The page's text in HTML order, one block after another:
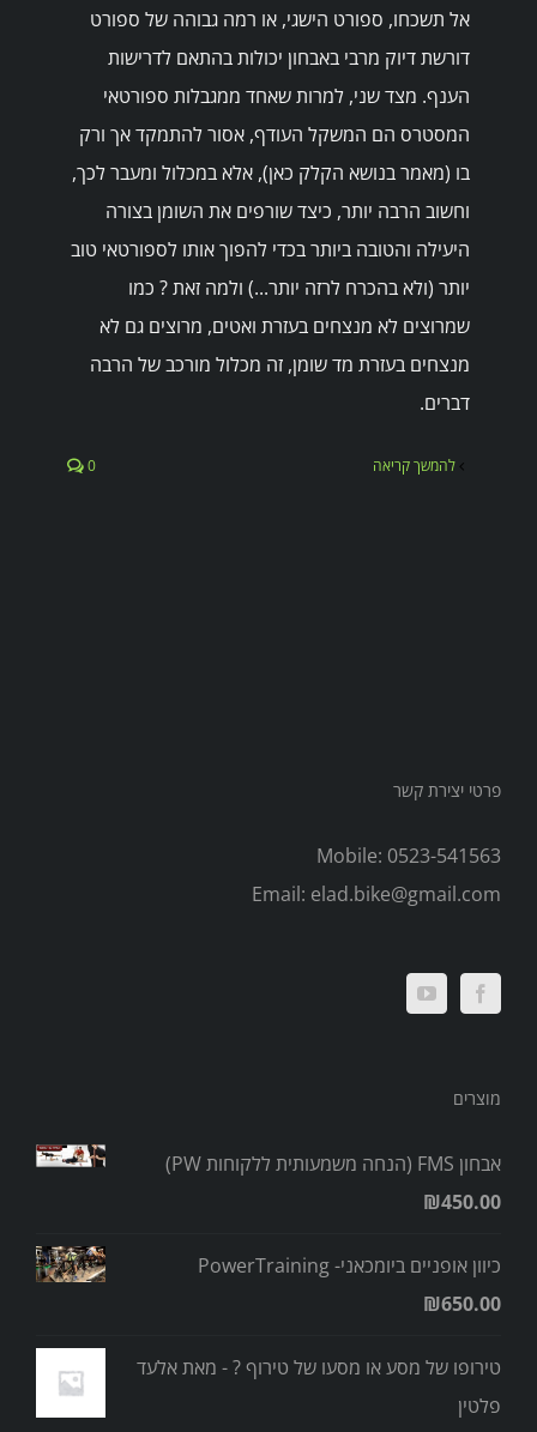
אל תשכחו, ספורט הישגי, או רמה גבוהה של ספורט
דורשת דיוק מרבי באבחון יכולות בהתאם לדרישות
הענף. מצד שני, למרות שאחד ממגבלות ספורטאי
המסטרס הם המשקל העודף, אסור להתמקד אך ורק
בו (מאמר בנושא הקלק כאן), אלא במכלול ומעבר לכך,
וחשוב הרבה יותר, כיצד שורפים את השומן בצורה
היעילה והטובה ביותר בכדי להפוך אותו לספורטאי טוב
יותר (ולא בהכרח לרזה יותר...) ולמה זאת ? כמו
שמרוצים לא מנצחים בעזרת ואטים, מרוצים גם לא
מנצחים בעזרת מד שומן, זה מכלול מורכב של הרבה
דברים.
להמשך קריאה 0
פרטי יצירת קשר
Mobile: 0523-541563
Email: elad.bike@gmail.com
מוצרים
אבחון FMS (הנחה משמעותית ללקוחות PW)
₪450.00
כיוון אופניים ביומכאני- PowerTraining
₪650.00
טירופו של מסע או מסעו של טירוף ? - מאת אלעד
פלטין